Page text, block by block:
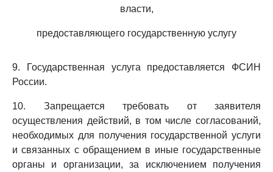
власти,
предоставляющего государственную услугу
9. Государственная услуга предоставляется ФСИН
России.
10. Запрещается требовать от заявителя
осуществления действий, в том числе согласований,
необходимых для получения государственной услуги
и связанных с обращением в иные государственные
органы и организации, за исключением получения